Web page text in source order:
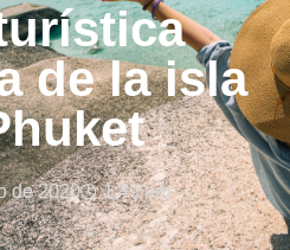
de la isla
de 2020 1:49 am